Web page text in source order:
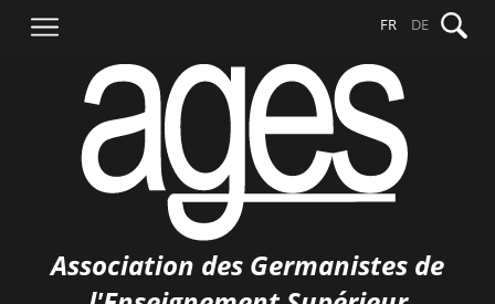
contenu
FR DE
Association des Germanistes de